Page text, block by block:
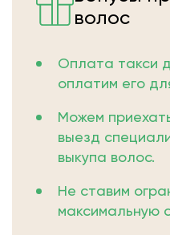
волос
Оплата такси
оплатим его
Можем
выезд
выкупа волос.
Не ставим
максимальную